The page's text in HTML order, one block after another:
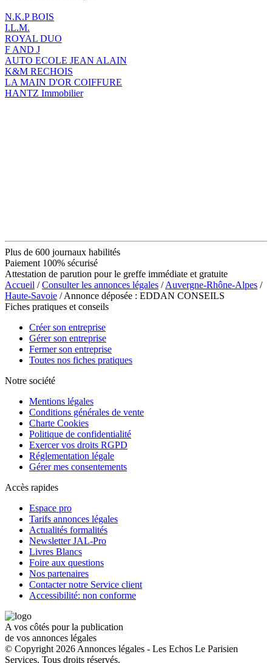
N.K.P BOIS
I.L.M.
ROYAL DUO
F AND J
AUTO ECOLE JEAN ALAIN
K&M RECHOIS
LA MAIN D'OR COIFFURE
HANTZ Immobilier
Plus de 600 journaux habilités
Paiement 100% sécurisé
Attestation de parution pour le greffe immédiate et gratuite
Accueil /Consulter les annonces légales /Auvergne-Rhône-Alpes /
Haute-Savoie / Annonce déposée : EDDAN CONSEILS
Fiches pratiques et conseils
Créer son entreprise
Gérer son entreprise
Fermer son entreprise
Toutes nos fiches pratiques
Notre société
Mentions légales
Conditions générales de vente
Charte Cookies
Politique de confidentialité
Exercer vos droits RGPD
Réglementation légale
Gérer mes consentements
Accès rapides
Espace pro
Tarifs annonces légales
Actualités formalités
Newsletter JAL-Pro
Livres Blancs
Foire aux questions
Nos partenaires
Contacter notre Service client
Accessibilité: non conforme
A vos côtés pour la publication
de vos annonces légales
© Copyright 2026 Annonces légales - Les Echos Le Parisien
Services. Tous droits réservés.